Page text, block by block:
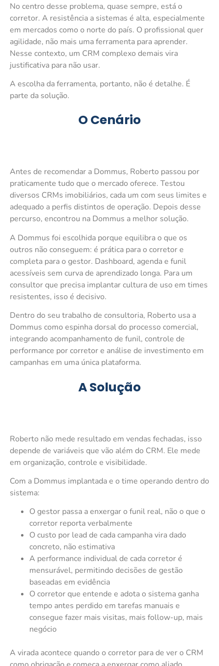
O Cenário
No centro desse problema, quase sempre, está o
corretor. A resistência a sistemas é alta, especialmente
em mercados como o norte do país. O profissional quer
agilidade, não mais uma ferramenta para aprender.
Nesse contexto, um CRM complexo demais vira
justificativa para não usar.
A escolha da ferramenta, portanto, não é detalhe. É
parte da solução.
A Solução
Antes de recomendar a Dommus, Roberto passou por
praticamente tudo que o mercado oferece. Testou
diversos CRMs imobiliários, cada um com seus limites e
adequado a perfis distintos de operação. Depois desse
percurso, encontrou na Dommus a melhor solução.
A Dommus foi escolhida porque equilibra o que os
outros não conseguem: é prática para o corretor e
completa para o gestor. Dashboard, agenda e funil
acessíveis sem curva de aprendizado longa. Para um
consultor que precisa implantar cultura de uso em times
resistentes, isso é decisivo.
Dentro do seu trabalho de consultoria, Roberto usa a
Dommus como espinha dorsal do processo comercial,
integrando acompanhamento de funil, controle de
performance por corretor e análise de investimento em
campanhas em uma única plataforma.
Roberto não mede resultado em vendas fechadas, isso
depende de variáveis que vão além do CRM. Ele mede
em organização, controle e visibilidade.
Com a Dommus implantada e o time operando dentro do
sistema:
O gestor passa a enxergar o funil real, não o que o
corretor reporta verbalmente
O custo por lead de cada campanha vira dado
concreto, não estimativa
A performance individual de cada corretor é
mensurável, permitindo decisões de gestão
baseadas em evidência
O corretor que entende e adota o sistema ganha
tempo antes perdido em tarefas manuais e
consegue fazer mais visitas, mais follow-up, mais
negócio
A virada acontece quando o corretor para de ver o CRM